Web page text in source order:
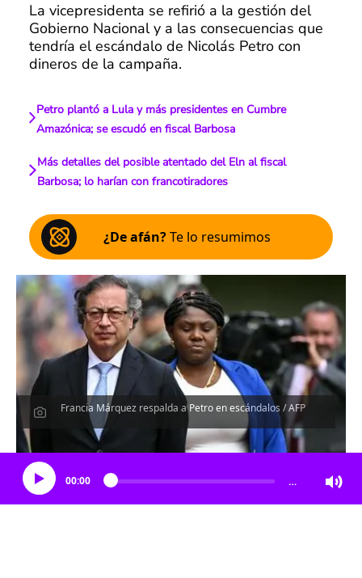
La vicepresidenta se refirió a la gestión del
Gobierno Nacional y a las consecuencias que
tendría el escándalo de Nicolás Petro con
dineros de la campaña.
Petro plantó a Lula y más presidentes en Cumbre
Amazónica; se escudó en fiscal Barbosa
Más detalles del posible atentado del Eln al fiscal
Barbosa; lo harían con francotiradores
¿De afán?Te lo resumimos
Francia Márquez respalda a Petro en escándalos / AFP
Escucha el artículo
00:00 …